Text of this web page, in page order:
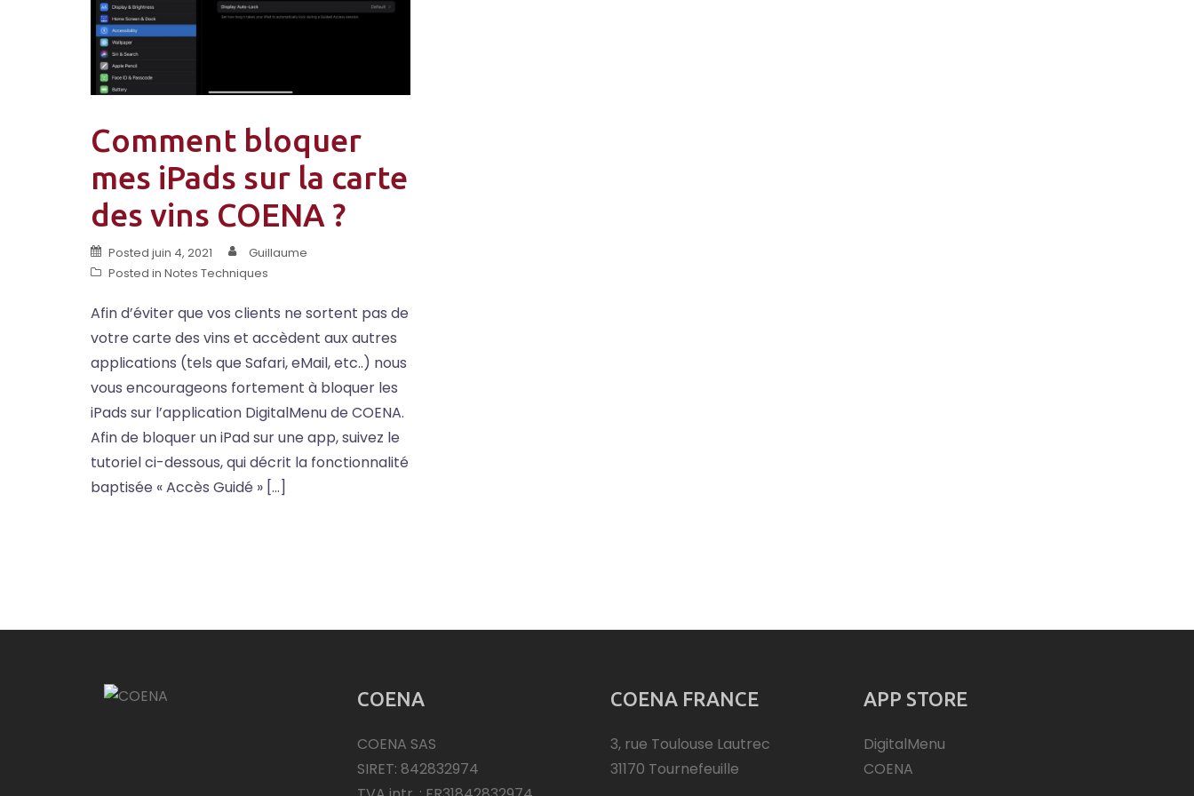
Comment bloquer
mes iPads sur la carte
des vins COENA ?
Posted juin 4, 2021
Guillaume
Posted in Notes Techniques
Afin d’éviter que vos clients ne sortent pas de
votre carte des vins et accèdent aux autres
applications (tels que Safari, eMail, etc..) nous
vous encourageons fortement à bloquer les
iPads sur l’application DigitalMenu de COENA.
Afin de bloquer un iPad sur une app, suivez le
tutoriel ci-dessous, qui décrit la fonctionnalité
baptisée « Accès Guidé » […]
COENA
COENA SAS
SIRET: 842832974
COENA FRANCE
3, rue Toulouse Lautrec
31170 Tournefeuille
APP STORE
DigitalMenu
COENA